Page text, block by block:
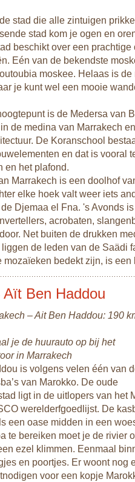
stad die alle zintuigen
stad kom je ogen en
beschikt over een
Eén van de bekendste
moskee. Helaas is
je kunt wel een mooie
is de Medersa van
de medina van Marrakech
De Koranschool
en dat is vooral
en het plafond.
Marrakech is een doolhof
elke hoek valt weer iets
Djemaa el Fna. 's Avonds
acrobaten,
Net buiten de drukken
de leden van de Saädi
mozaïeken bedekt zijn, is een
Aït Ben Haddou
– Ait Ben Haddou: 190
je de huurauto op bij het
in Marrakech
is volgens velen één van
van Marokko. De oude
ligt in de uitlopers van het
werelderfgoedlijst. De
een oase midden in een
te bereiken moet je de rivier
ezel klimmen. Eenmaal
en poortjes. Er woont nog
voor een kopje